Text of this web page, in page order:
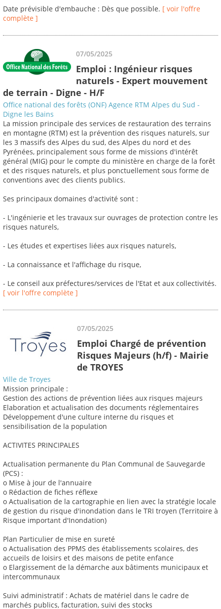
Date prévisible d'embauche : Dès que possible. [ voir l'offre
complète ]
07/05/2025
Emploi : Ingénieur risques
naturels - Expert mouvement
de terrain - Digne - H/F
Office national des forêts (ONF) Agence RTM Alpes du Sud -
Digne les Bains
La mission principale des services de restauration des terrains
en montagne (RTM) est la prévention des risques naturels, sur
les 3 massifs des Alpes du sud, des Alpes du nord et des
Pyrénées, principalement sous forme de missions d'intérêt
général (MIG) pour le compte du ministère en charge de la forêt
et des risques naturels, et plus ponctuellement sous forme de
conventions avec des clients publics.
Ses principaux domaines d'activité sont :
- L'ingénierie et les travaux sur ouvrages de protection contre les
risques naturels,
- Les études et expertises liées aux risques naturels,
- La connaissance et l'affichage du risque,
- Le conseil aux préfectures/services de l'Etat et aux collectivités.
[ voir l'offre complète ]
07/05/2025
Emploi Chargé de prévention
Risques Majeurs (h/f) - Mairie
de TROYES
Ville de Troyes
Mission principale :
Gestion des actions de prévention liées aux risques majeurs
Elaboration et actualisation des documents réglementaires
Développement d'une culture interne du risques et
sensibilisation de la population
ACTIVITES PRINCIPALES
Actualisation permanente du Plan Communal de Sauvegarde
(PCS) :
o Mise à jour de l'annuaire
o Rédaction de fiches réflexe
o Actualisation de la cartographie en lien avec la stratégie locale
de gestion du risque d'inondation dans le TRI troyen (Territoire à
Risque important d'Inondation)
Plan Particulier de mise en sureté
o Actualisation des PPMS des établissements scolaires, des
accueils de loisirs et des maisons de petite enfance
o Elargissement de la démarche aux bâtiments municipaux et
intercommunaux
Suivi administratif : Achats de matériel dans le cadre de
marchés publics, facturation, suivi des stocks